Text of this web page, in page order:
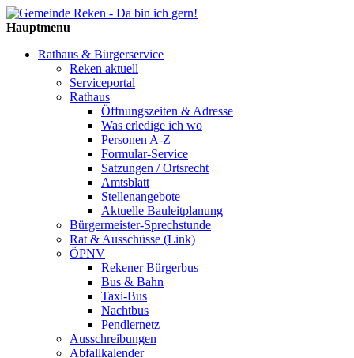
Hauptmenu
Rathaus & Bürgerservice
Reken aktuell
Serviceportal
Rathaus
Öffnungszeiten & Adresse
Was erledige ich wo
Personen A-Z
Formular-Service
Satzungen / Ortsrecht
Amtsblatt
Stellenangebote
Aktuelle Bauleitplanung
Bürgermeister-Sprechstunde
Rat & Ausschüsse (Link)
ÖPNV
Rekener Bürgerbus
Bus & Bahn
Taxi-Bus
Nachtbus
Pendlernetz
Ausschreibungen
Abfallkalender